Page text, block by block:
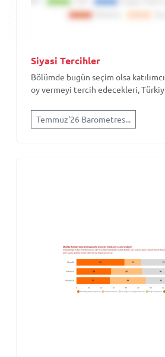
Siyasi Tercihler
Bölümde bugün seçim olsa
oy vermeyi tercih edecekleri,
Temmuz'26 Barometres...